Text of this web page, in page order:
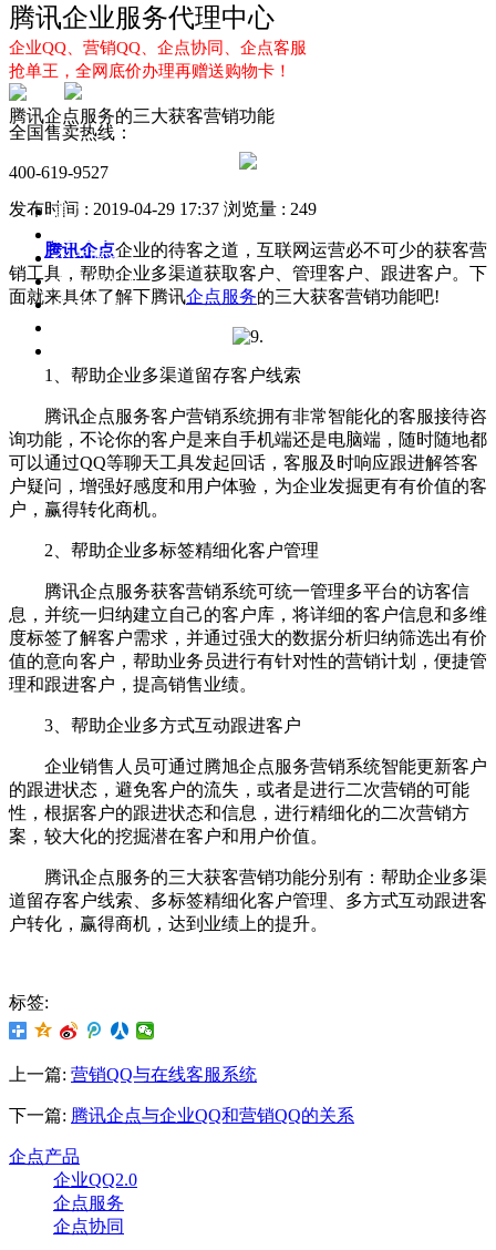
腾讯企业服务代理中心
企业QQ、营销QQ、企点协同、企点客服
抢单王，全网底价办理再赠送购物卡！
全国售卖热线：
400-619-9527
首页
企点服务
企业QQ2.0
企点协同
腾讯企点服务的三大获客营销功能
发布时间 : 2019-04-29 17:37 浏览量 : 249
腾讯企点企业的待客之道，互联网运营必不可少的获客营
销工具，帮助企业多渠道获取客户、管理客户、跟进客户。下
面就来具体了解下腾讯企点服务的三大获客营销功能吧!
1、帮助企业多渠道留存客户线索
腾讯企点服务客户营销系统拥有非常智能化的客服接待咨
询功能，不论你的客户是来自手机端还是电脑端，随时随地都
可以通过QQ等聊天工具发起回话，客服及时响应跟进解答客
户疑问，增强好感度和用户体验，为企业发掘更有有价值的客
户，赢得转化商机。
2、帮助企业多标签精细化客户管理
腾讯企点服务获客营销系统可统一管理多平台的访客信
息，并统一归纳建立自己的客户库，将详细的客户信息和多维
度标签了解客户需求，并通过强大的数据分析归纳筛选出有价
值的意向客户，帮助业务员进行有针对性的营销计划，便捷管
理和跟进客户，提高销售业绩。
3、帮助企业多方式互动跟进客户
企业销售人员可通过腾旭企点服务营销系统智能更新客户
的跟进状态，避免客户的流失，或者是进行二次营销的可能
性，根据客户的跟进状态和信息，进行精细化的二次营销方
案，较大化的挖掘潜在客户和用户价值。
腾讯企点服务的三大获客营销功能分别有：帮助企业多渠
道留存客户线索、多标签精细化客户管理、多方式互动跟进客
户转化，赢得商机，达到业绩上的提升。
标签:
上一篇: 营销QQ与在线客服系统
下一篇: 腾讯企点与企业QQ和营销QQ的关系
企点产品
企业QQ2.0
企点服务
企点协同